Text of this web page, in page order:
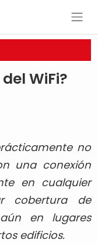
WiFi?
no
una conexión
en cualquier
cobertura de
en lugares
edificios.